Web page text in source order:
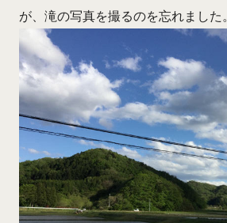
が、滝の写真を撮るのを忘れました。